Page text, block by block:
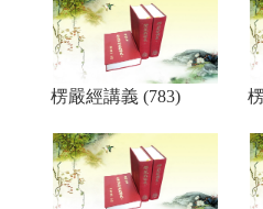
楞嚴經講義 (783)